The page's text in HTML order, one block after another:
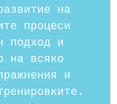
на
процеси
подход и
на всяко
и